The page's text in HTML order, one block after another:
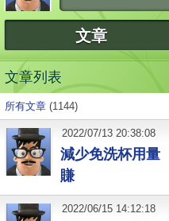
文章
文章列表
所有文章 (1144)
減少免洗杯用量
賺
2022/07/13 20:38:08
2022/06/15 14:12:18